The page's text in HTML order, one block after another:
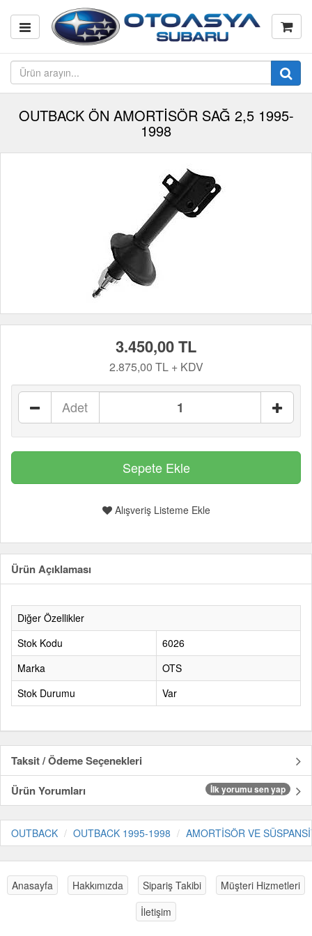
OUTBACK ÖN AMORTİSÖR SAĞ 2,5 1995-
1998
3.450,00 TL
2.875,00 TL + KDV
Adet
Alışveriş Listeme Ekle
Ürün Açıklaması
Diğer Özellikler
Stok Kodu
6026
Marka
OTS
Stok Durumu
Var
Taksit / Ödeme Seçenekleri
Ürün Yorumları
İlk yorumu sen yap
OUTBACK OUTBACK 1995-1998 AMORTİSÖR VE
Anasayfa Hakkımızda Sipariş Takibi
Müşteri Hizmetleri
İletişim